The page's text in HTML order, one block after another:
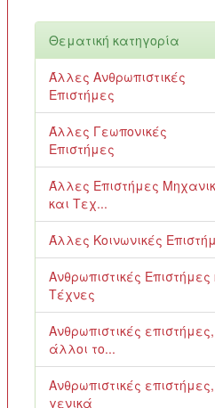
Θεματική κατηγορία
Άλλες Ανθρωπιστικές
Επιστήμες
Άλλες Γεωπονικές
Επιστήμες
Άλλες Επιστήμες
και Τεχ...
Άλλες Κοινωνικές
Ανθρωπιστικές Επιστήμες
Τέχνες
Ανθρωπιστικές επιστήμες,
άλλοι το...
Ανθρωπιστικές επιστήμες,
γενικά